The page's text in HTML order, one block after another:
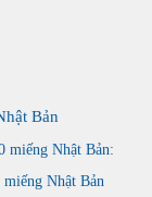
Bản
miếng Nhật Bản:
Nhật Bản